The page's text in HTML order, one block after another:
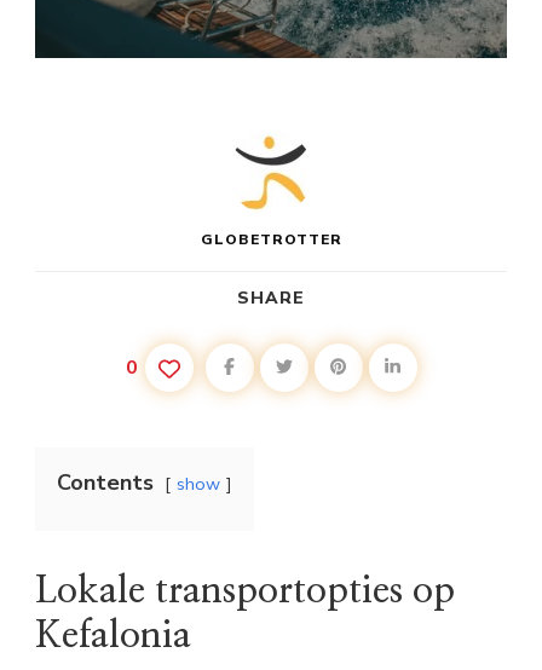
GLOBETROTTER
SHARE
0
Contents show
Lokale transportopties op
Kefalonia